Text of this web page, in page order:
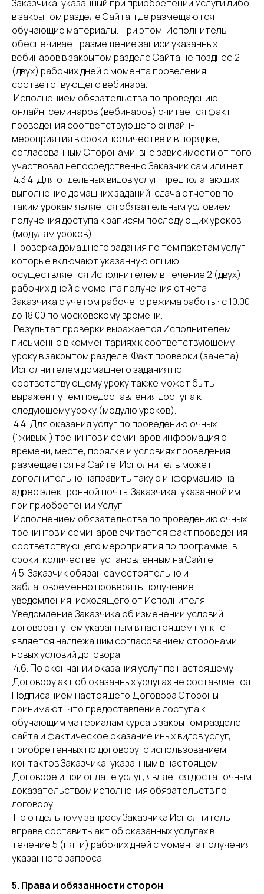
Заказчика, указанный при приобретении Услуги либо
в закрытом разделе Сайта, где размещаются
обучающие материалы. При этом, Исполнитель
обеспечивает размещение записи указанных
вебинаров в закрытом разделе Сайта не позднее 2
(двух) рабочих дней с момента проведения
соответствующего вебинара.
Исполнением обязательства по проведению
онлайн-семинаров (вебинаров) считается факт
проведения соответствующего онлайн-
мероприятия в сроки, количестве и в порядке,
согласованным Сторонами, вне зависимости от того
участвовал непосредственно Заказчик сам или нет.
4.3.4. Для отдельных видов услуг, предполагающих
выполнение домашних заданий, сдача отчетов по
таким урокам является обязательным условием
получения доступа к записям последующих уроков
(модулям уроков).
Проверка домашнего задания по тем пакетам услуг,
которые включают указанную опцию,
осуществляется Исполнителем в течение 2 (двух)
рабочих дней с момента получения отчета
Заказчика с учетом рабочего режима работы: с 10.00
до 18.00 по московскому времени.
Результат проверки выражается Исполнителем
письменно в комментариях к соответствующему
уроку в закрытом разделе. Факт проверки (зачета)
Исполнителем домашнего задания по
соответствующему уроку также может быть
выражен путем предоставления доступа к
следующему уроку (модулю уроков).
4.4. Для оказания услуг по проведению очных
(“живых”) тренингов и семинаров информация о
времени, месте, порядке и условиях проведения
размещается на Сайте. Исполнитель может
дополнительно направить такую информацию на
адрес электронной почты Заказчика, указанной им
при приобретении Услуг.
Исполнением обязательства по проведению очных
тренингов и семинаров считается факт проведения
соответствующего мероприятия по программе, в
сроки, количестве, установленным на Сайте.
4.5. Заказчик обязан самостоятельно и
заблаговременно проверять получение
уведомления, исходящего от Исполнителя.
Уведомление Заказчика об изменении условий
договора путем указанным в настоящем пункте
является надлежащим согласованием сторонами
новых условий договора.
4.6. По окончании оказания услуг по настоящему
Договору акт об оказанных услугах не составляется.
Подписанием настоящего Договора Стороны
принимают, что предоставление доступа к
обучающим материалам курса в закрытом разделе
сайта и фактическое оказание иных видов услуг,
приобретенных по договору, с использованием
контактов Заказчика, указанным в настоящем
Договоре и при оплате услуг, является достаточным
доказательством исполнения обязательств по
договору.
По отдельному запросу Заказчика Исполнитель
вправе составить акт об оказанных услугах в
течение 5 (пяти) рабочих дней с момента получения
указанного запроса.
5. Права и обязанности сторон